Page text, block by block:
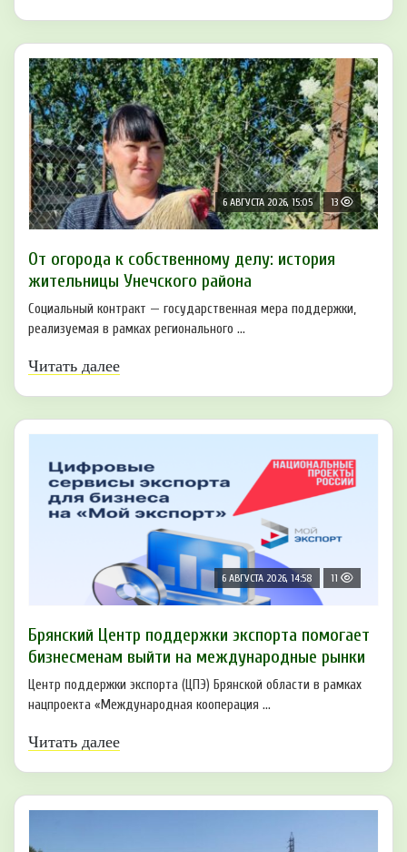
6 АВГУСТА 2026, 15:05 13
От огорода к собственному делу: история
жительницы Унечского района
Социальный контракт — государственная мера поддержки,
реализуемая в рамках регионального ...
Читать далее
6 АВГУСТА 2026, 14:58 11
Брянский Центр поддержки экспорта помогает
бизнесменам выйти на международные рынки
Центр поддержки экспорта (ЦПЭ) Брянской области в рамках
нацпроекта «Международная кооперация ...
Читать далее